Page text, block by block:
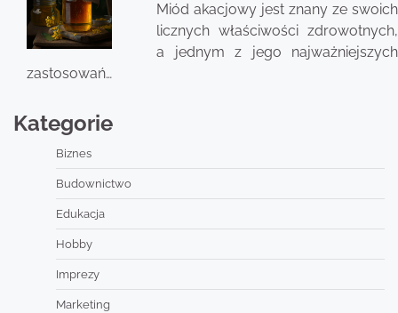
Miód akacjowy jest znany ze swoich
licznych właściwości zdrowotnych,
a jednym z jego najważniejszych
zastosowań…
Kategorie
Biznes
Budownictwo
Edukacja
Hobby
Imprezy
Marketing